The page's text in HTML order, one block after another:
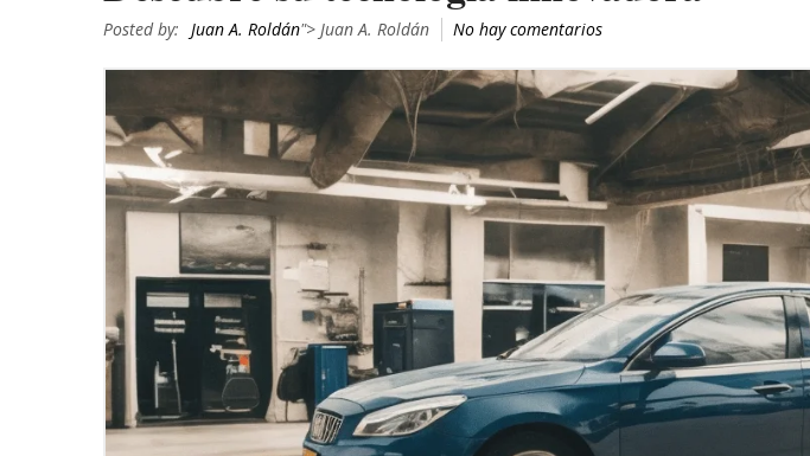
Posted by: Juan A. Roldán"> Juan A. Roldán No hay comentarios